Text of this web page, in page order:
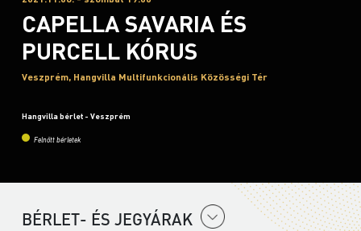
CAPELLA SAVARIA ÉS
PURCELL KÓRUS
Veszprém, Hangvilla Multifunkcionális Közösségi Tér
Hangvilla bérlet - Veszprém
Felnőtt bérletek
BÉRLET- ÉS JEGYÁRAK